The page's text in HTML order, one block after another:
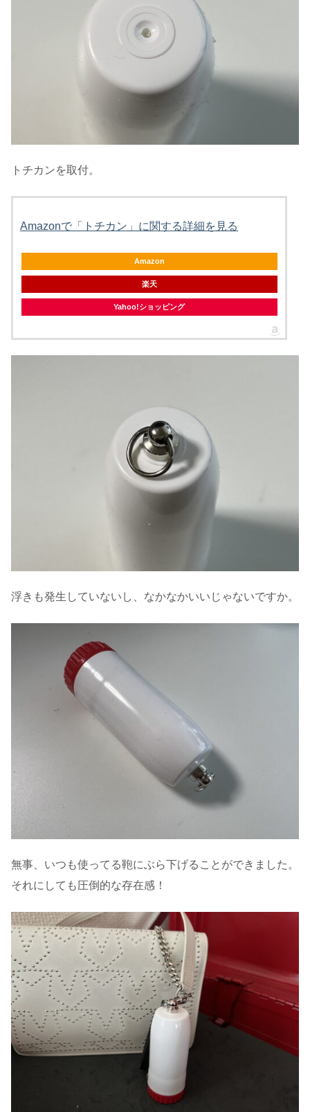
トチカンを取付。
Amazonで「トチカン」に関する詳細を見る
Amazon
楽天
Yahoo!ショッピング
浮きも発生していないし、なかなかいいじゃないですか。
無事、いつも使ってる鞄にぶら下げることができました。
それにしても圧倒的な存在感！